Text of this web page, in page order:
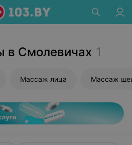
в Смолевичах 1
Массаж лица Массаж